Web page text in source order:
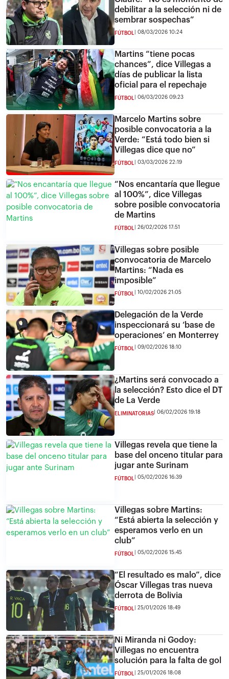
debilitar a la selección ni de
sembrar sospechas”
FÚTBOL 08/03/2026 10:24
Martins “tiene pocas
chances”, dice Villegas a
días de publicar la lista
oficial para el repechaje
FÚTBOL 06/03/2026 09:23
Marcelo Martins sobre
posible convocatoria a la
Verde: “Está todo bien si
Villegas dice que no”
FÚTBOL 03/03/2026 22:19
“Nos encantaría que llegue
al 100%”, dice Villegas
sobre posible convocatoria
de Martins
FÚTBOL 26/02/2026 17:51
Villegas sobre posible
convocatoria de Marcelo
Martins: “Nada es
imposible”
FÚTBOL 10/02/2026 21:05
Delegación de la Verde
inspeccionará su ‘base de
operaciones’ en Monterrey
FÚTBOL 09/02/2026 18:10
¿Martins será convocado a
la selección? Esto dice el DT
de La Verde
ELIMINATORIAS 06/02/2026 19:18
Villegas revela que tiene la
base del onceno titular para
jugar ante Surinam
FÚTBOL 05/02/2026 16:39
Villegas sobre Martins:
“Está abierta la selección y
esperamos verlo en un
club”
FÚTBOL 05/02/2026 15:45
“El resultado es malo”, dice
Óscar Villegas tras nueva
derrota de Bolivia
FÚTBOL 25/01/2026 18:49
Ni Miranda ni Godoy:
Villegas no encuentra
solución para la falta de gol
FÚTBOL 25/01/2026 18:08